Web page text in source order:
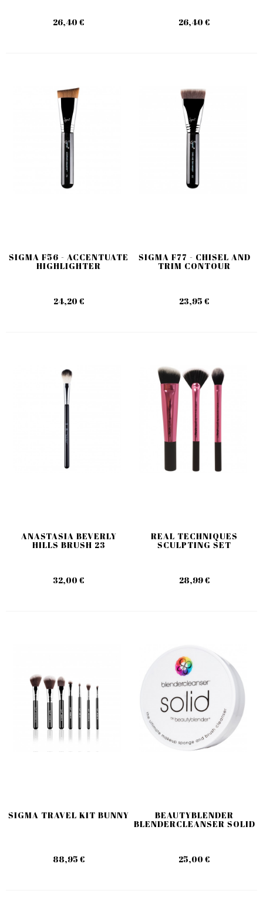
26,40 € 26,40 €
SIGMA F56 - ACCENTUATE
HIGHLIGHTER
24,20 €
SIGMA F77 - CHISEL AND
TRIM CONTOUR
23,95 €
ANASTASIA BEVERLY
HILLS BRUSH 23
32,00 €
REAL TECHNIQUES
SCULPTING SET
28,99 €
SIGMA TRAVEL KIT BUNNY
88,95 €
BEAUTYBLENDER
BLENDERCLEANSER SOLID
25,00 €